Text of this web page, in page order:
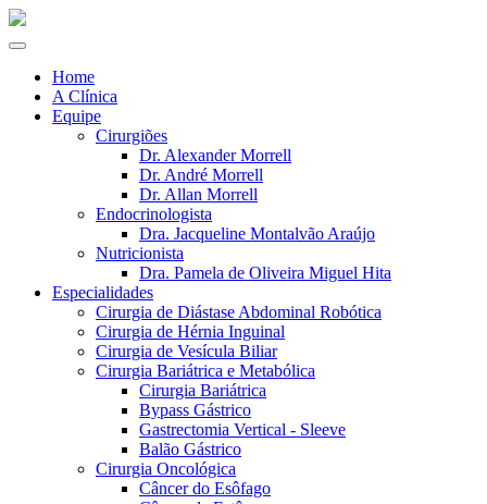
Home
A Clínica
Equipe
Cirurgiões
Dr. Alexander Morrell
Dr. André Morrell
Dr. Allan Morrell
Endocrinologista
Dra. Jacqueline Montalvão Araújo
Nutricionista
Dra. Pamela de Oliveira Miguel Hita
Especialidades
Cirurgia de Diástase Abdominal Robótica
Cirurgia de Hérnia Inguinal
Cirurgia de Vesícula Biliar
Cirurgia Bariátrica e Metabólica
Cirurgia Bariátrica
Bypass Gástrico
Gastrectomia Vertical - Sleeve
Balão Gástrico
Cirurgia Oncológica
Câncer do Esôfago